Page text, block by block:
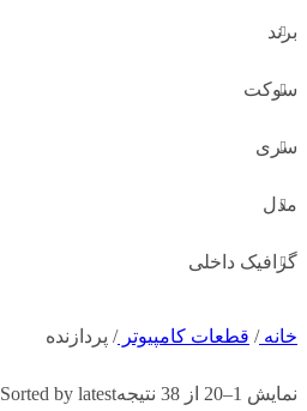
برند
سوکت
سری
مدل
گرافیک داخلی
خانه/ قطعات کامپیوتر/ پردازنده
نمایش 1–20 از 38 نتیجه Sorted by latest